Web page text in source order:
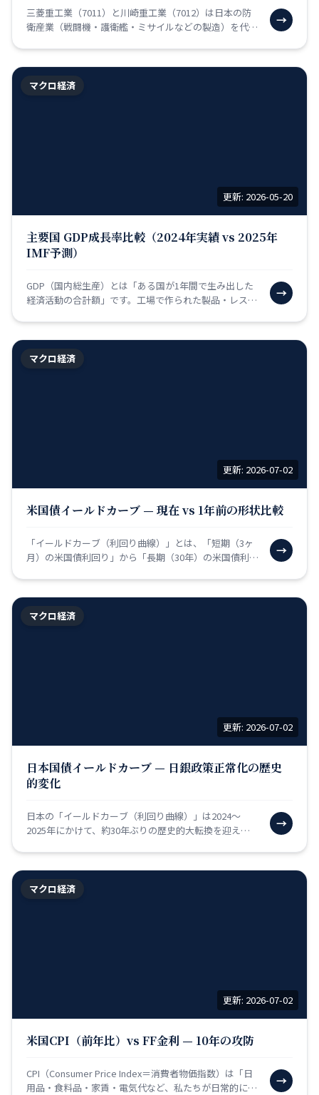
三菱重工業（7011）と川崎重工業（7012）は日本の防
衛産業（戦闘機・護衛艦・ミサイルなどの製造）を代表
→
マクロ経済
更新: 2026-05-20
主要国 GDP成長率比較（2024年実績 vs 2025年
IMF予測）
GDP（国内総生産）とは「ある国が1年間で生み出した
経済活動の合計額」です。工場で作られた製品・レスト
→
マクロ経済
更新: 2026-07-02
米国債イールドカーブ — 現在 vs 1年前の形状比較
「イールドカーブ（利回り曲線）」とは、「短期（3ヶ
月）の米国債利回り」から「長期（30年）の米国債利回
→
マクロ経済
更新: 2026-07-02
日本国債イールドカーブ — 日銀政策正常化の歴史
的変化
日本の「イールドカーブ（利回り曲線）」は2024〜
2025年にかけて、約30年ぶりの歴史的大転換を迎えま
→
マクロ経済
更新: 2026-07-02
米国CPI（前年比）vs FF金利 — 10年の攻防
CPI（Consumer Price Index＝消費者物価指数）は「日
用品・食料品・家賃・電気代など、私たちが日常的に購
→